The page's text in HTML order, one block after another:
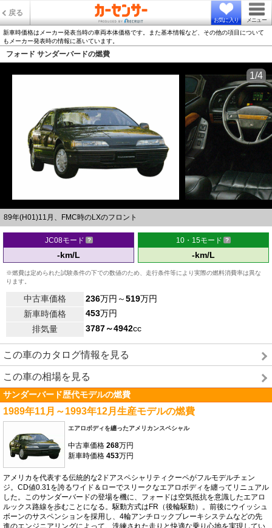
戻る
お気に入り メニュー
新車時価格はメーカー発表当時の車両本体価格です。また基本情報など、その他の項目について
もメーカー発表時の情報に基いています。
フォード サンダーバードの燃費
89年(H01)11月、FMC時のLXのフロント
1/4
JC08モード
-km/L
10・15モード
-km/L
※燃費は定められた試験条件の下での数値のため、走行条件等により実際の燃料消費率は異な
ります。
中古車価格 236万円～519万円
新車時価格
453万円
排気量
3787～4942cc
この車のカタログ情報を見る
この車の相場を見る
サンダーバード歴代モデルの燃費
1989年11月～1993年12月生産モデルの燃費
エアロボディを纏ったアメリカンスペシャル
中古車価格 268万円
新車時価格 453万円
アメリカを代表する伝統的な2ドアスペシャリティクーペがフルモデルチェン
ジ。CD値0.31を誇るワイド＆ローでスリークなエアロボディを纏ってリニュアル
した。このサンダーバードの登場を機に、フォードは空気抵抗を意識したエアロ
ルックス路線を歩むことになる。駆動方式はFR（後輪駆動）。前後にウイッシュ
ボーンのサスペンションを採用し、4輪アンチロックブレーキシステムなどの先